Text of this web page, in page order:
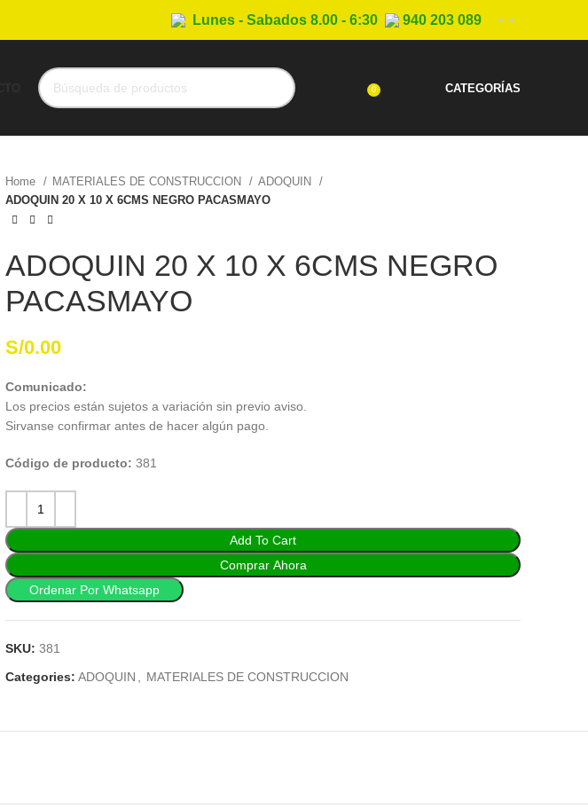
Lunes - Sabados 8.00 - 6:30 940 203 089
0 CATEGORÍAS
Home
MATERIALES DE CONSTRUCCION
ADOQUIN
ADOQUIN 20 X 10 X 6CMS NEGRO PACASMAYO
ADOQUIN 20 X 10 X 6CMS NEGRO
PACASMAYO
S/0.00
Comunicado:
Los precios están sujetos a variación sin previo aviso.
Sirvanse confirmar antes de hacer algún pago.
Código de producto: 381
Add To Cart
Comprar Ahora
Ordenar Por Whatsapp
SKU: 381
Categories: ADOQUIN MATERIALES DE CONSTRUCCION